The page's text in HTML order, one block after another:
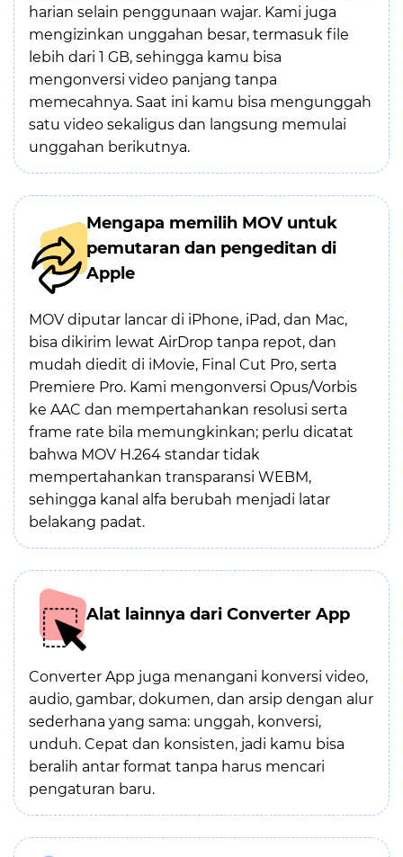
harian selain penggunaan wajar. Kami juga
mengizinkan unggahan besar, termasuk file
lebih dari 1 GB, sehingga kamu bisa
mengonversi video panjang tanpa
memecahnya. Saat ini kamu bisa mengunggah
satu video sekaligus dan langsung memulai
unggahan berikutnya.
Mengapa memilih MOV untuk
pemutaran dan pengeditan di
Apple
MOV diputar lancar di iPhone, iPad, dan Mac,
bisa dikirim lewat AirDrop tanpa repot, dan
mudah diedit di iMovie, Final Cut Pro, serta
Premiere Pro. Kami mengonversi Opus/Vorbis
ke AAC dan mempertahankan resolusi serta
frame rate bila memungkinkan; perlu dicatat
bahwa MOV H.264 standar tidak
mempertahankan transparansi WEBM,
sehingga kanal alfa berubah menjadi latar
belakang padat.
Alat lainnya dari Converter App
Converter App juga menangani konversi video,
audio, gambar, dokumen, dan arsip dengan alur
sederhana yang sama: unggah, konversi,
unduh. Cepat dan konsisten, jadi kamu bisa
beralih antar format tanpa harus mencari
pengaturan baru.